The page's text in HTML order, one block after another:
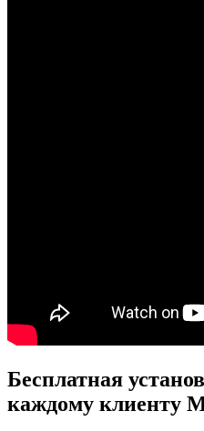
Бесплатная
каждому клиенту